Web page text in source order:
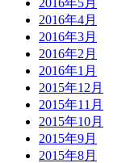
2016年4月
2016年3月
2016年2月
2016年1月
2015年12月
2015年11月
2015年10月
2015年9月
2015年8月